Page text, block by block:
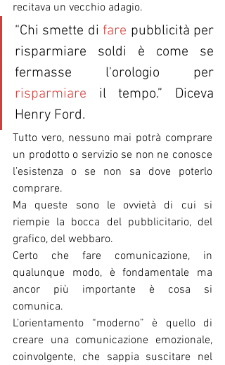
recitava un vecchio adagio.
“Chi smette di fare pubblicità per
risparmiare soldi è come se
risparmiare il tempo.” Diceva
Henry Ford.
Tutto vero, nessuno mai potrà comprare
un prodotto o servizio se non ne conosce
l’esistenza o se non sa dove poterlo
comprare.
Ma queste sono le ovvietà di cui si
riempie la bocca del pubblicitario, del
grafico, del webbaro.
Certo che fare comunicazione, in
qualunque modo, è fondamentale ma
ancor più importante è cosa si
comunica.
L’orientamento “moderno” è quello di
creare una comunicazione emozionale,
coinvolgente, che sappia suscitare nel